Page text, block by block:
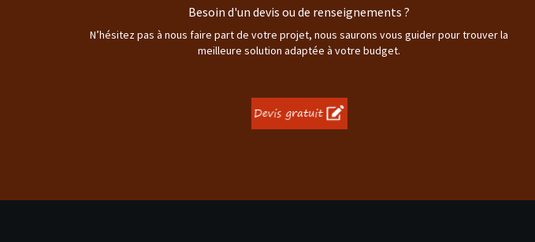
Besoin d'un devis ou de renseignements ?
N’hésitez pas à nous faire part de votre projet, nous saurons vous guider pour trouver la
meilleure solution adaptée à votre budget.